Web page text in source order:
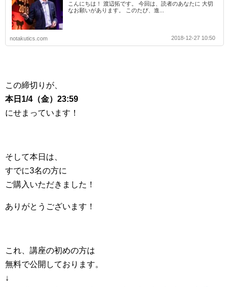
こんにちは！ 渡辺拓です。 今回は、読者のあなたに 大切
なお願いがあります。 このたび、進...
notakutics.com 2018-12-27 10:50
この締切りが、
本日1/4（金）23:59
にせまっています！
そして本日は、
すでに3名の方に
ご購入いただきました！
ありがとうございます！
これ、講座の初めの方は
無料で公開しております。
↓